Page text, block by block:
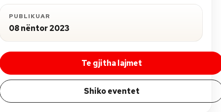
PUBLIKUAR
08 nëntor 2023
Te gjitha lajmet
Shiko eventet